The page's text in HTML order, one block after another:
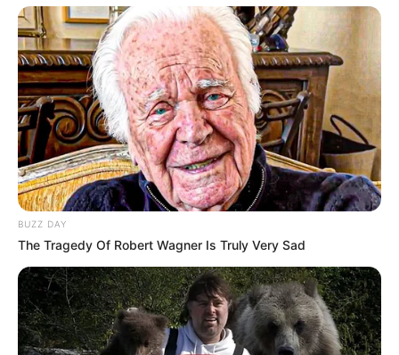
BUZZ DAY
The Tragedy Of Robert Wagner Is Truly Very Sad